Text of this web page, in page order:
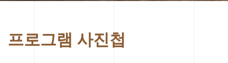
프로그램 사진첩